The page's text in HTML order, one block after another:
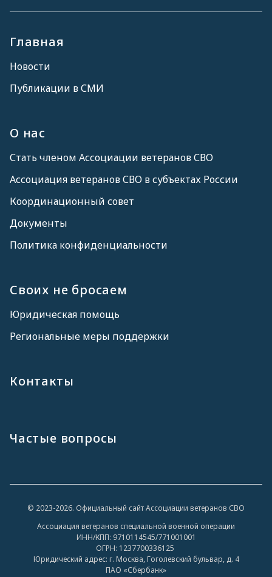
Главная
Новости
Публикации в СМИ
О нас
Стать членом Ассоциации ветеранов СВО
Ассоциация ветеранов СВО в субъектах России
Координационный совет
Документы
Политика конфиденциальности
Своих не бросаем
Юридическая помощь
Региональные меры поддержки
Контакты
Частые вопросы
© 2023-2026. Официальный сайт Ассоциации ветеранов СВО
Ассоциация ветеранов специальной военной операции
ИНН/КПП: 9710114545/771001001
ОГРН: 1237700336125
Юридический адрес: г. Москва, Гоголевский бульвар, д. 4
ПАО «Сбербанк»